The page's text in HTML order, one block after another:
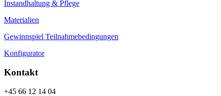
Instandhaltung & Pflege
Materialien
Gewinnspiel Teilnahmebedingungen
Konfigurator
Kontakt
+45 66 12 14 04